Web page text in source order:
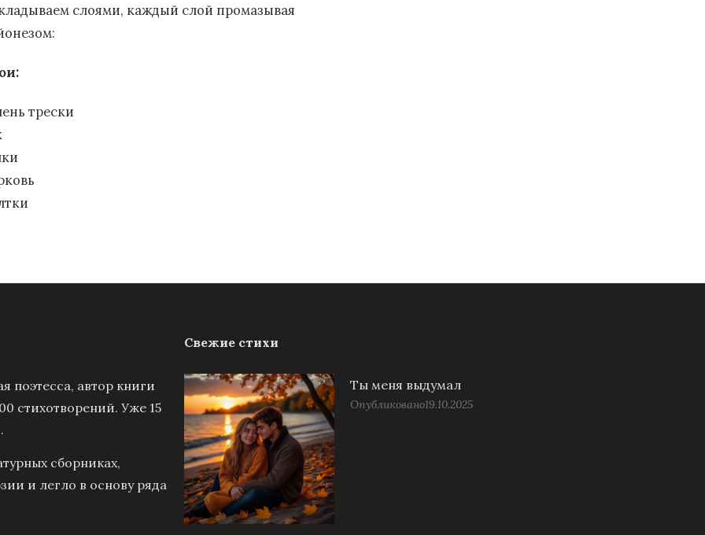
слоями, каждый слой промазывая
трески
поэтесса, автор книги
стихотворений. Уже 15
сборниках,
и легло в основу ряда
Свежие стихи
Ты меня выдумал
Опубликовано19.10.2025